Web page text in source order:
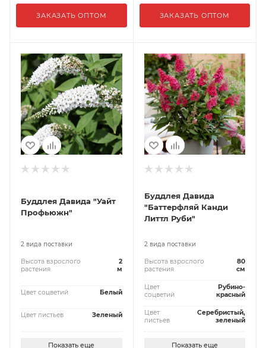
ЗАКАЗАТЬ ОПТОМ ЗАКАЗАТЬ ОПТОМ
Буддлея Давида "Уайт
Профьюжн"
2 вида поставки
Высота взрослого
растения
2
м
Цвет соцветий Белый
Цвет листьев Зеленый
Показать еще
Буддлея Давида
"Баттерфляй Канди
Литтл Руби"
2 вида поставки
Высота взрослого
растения
80
см
Цвет
соцветий
Рубино-
красный
Цвет
листьев
Серебристый,
зеленый
Показать еще